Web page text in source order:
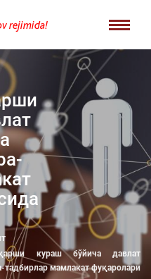
rejimida!
қарши кураш бўйича давлат
тадбирлар мамлакат фуқаролари